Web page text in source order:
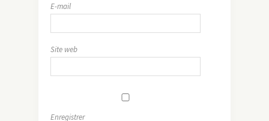
E-mail
Site web
Enregistrer